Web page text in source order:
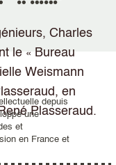
Charles
le «
Bureau
Weismann
en
Plasseraud.
depuis
une
et
en France et